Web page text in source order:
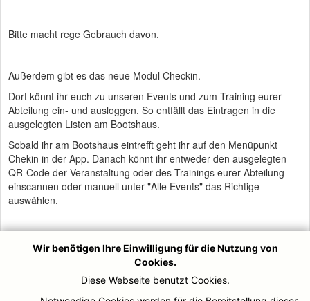
Bitte macht rege Gebrauch davon.
Außerdem gibt es das neue Modul Checkin.
Dort könnt ihr euch zu unseren Events und zum Training eurer
Abteilung ein- und ausloggen. So entfällt das Eintragen in die
ausgelegten Listen am Bootshaus.
Sobald ihr am Bootshaus eintrefft geht ihr auf den Menüpunkt
Chekin in der App. Danach könnt ihr entweder den ausgelegten
QR-Code der Veranstaltung oder des Trainings eurer Abteilung
einscannen oder manuell unter "Alle Events" das Richtige
auswählen.
Danach werdet ihr gebeten Euren Namen, Eure E-Mail und Eure
Telefonnummer zu hinterlassen.
Dies geschieht alles nach den gültigen Datenschutzbestimmungen.
Wir benötigen Ihre Einwilligung für die Nutzung von
Cookies.
Diese Webseite benutzt Cookies.